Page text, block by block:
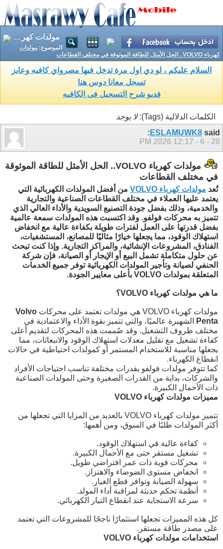
مولدات كهرباء VOLVO.. الحل الأمثل للطاقة الموثوقة في مختلف القطاعات
الموضوع: مولدات
كهرباء VOLVO.. الحل الأمثل للطاقة الموثوقة في مختلف القطاعات
السلام عليكم ، لو دي اول مرة تدخل فيها مصرواي كافيه وعايز
تسجل معانا دوس هنا
فديو شرح التسجيل فى الكافيه
الكلمات الدلالية (Tags):
لا يوجد
ESLAMUWK8 said:
28 - 6 - 2026
12:17 PM
مولدات كهرباء VOLVO.. الحل الأمثل للطاقة الموثوقة
في مختلف القطاعات
تُعد مولدات كهرباء VOLVO
من أفضل المولدات الكهربائية التي
يعتمد عليها العملاء في مختلف القطاعات الصناعية والتجارية
والخدمية، وذلك بفضل جودة التصنيع السويدية والأداء العالي الذي
تتميز به محركات فولفو. وقد اكتسبت هذه المولدات سمعة عالمية
بفضل قدرتها على العمل لفترات طويلة بكفاءة عالية مع انخفاض
استهلاك الوقود، مما يجعلها خيارًا مثاليًا للمصانع، المستشفيات،
الفنادق، المشروعات الإنشائية، والمراكز التجارية. وإذا كنت تبحث
عن حلول متكاملة تشمل البيع أو الإيجار أو الصيانة، فإن شركة
الحنفي لصيانة وتأجير المولدات الكهربائية توفر جميع الخدمات
المتعلقة بمولدات VOLVO بأعلى معايير الجودة.
ما هي مولدات كهرباء VOLVO؟
مولدات كهرباء VOLVO هي مولدات تعتمد على محركات
Volvo
Penta
الشهيرة عالميًا، والتي تتميز بقوة الأداء والاعتمادية في
مختلف ظروف التشغيل. وقد صُممت هذه المحركات لتقديم أعلى
كفاءة تشغيل مع تقليل معدلات استهلاك الوقود والانبعاثات، مما
يجعلها مناسبة للاستخدام المستمر أو كمولدات احتياطية في حالات
انقطاع الكهرباء.
كما تتوفر مولدات فولفو بقدرات مختلفة تناسب احتياجات الأفراد
والشركات، بداية من القدرات الصغيرة وحتى المولدات الصناعية
ذات الأحمال الكبيرة.
مميزات مولدات كهرباء VOLVO
تتميز مولدات كهرباء VOLVO بالعديد من المزايا التي تجعلها من
أكثر المولدات طلبًا في السوق، ومن أهمها:
كفاءة عالية في استهلاك الوقود.
تشغيل مستقر حتى مع الأحمال الكبيرة.
محركات قوية ذات عمر افتراضي طويل.
انخفاض مستوى الضوضاء والاهتزاز.
سهولة الصيانة وتوافر قطع الغيار.
أنظمة تحكم حديثة لمراقبة أداء المولد.
سرعة الاستجابة عند انقطاع التيار الكهربائي.
كل هذه المميزات تجعلها استثمارًا ناجحًا للمشروعات التي تعتمد
على مصدر طاقة مستقر.
استخدامات مولدات كهرباء VOLVO